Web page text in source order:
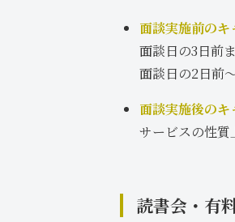
面談実施前のキ
面談日の3日前
面談日の2日前
面談実施後のキ
サービスの性質
読書会・有